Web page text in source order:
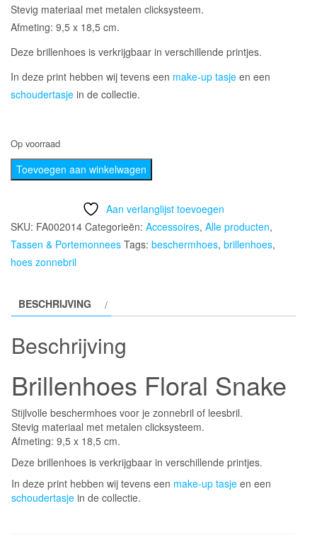
Stevig materiaal met metalen clicksysteem.
Afmeting: 9,5 x 18,5 cm.
Deze brillenhoes is verkrijgbaar in verschillende printjes.
In deze print hebben wij tevens een make-up tasje en een
schoudertasje in de collectie.
Op voorraad
Brillenhoes
Floral
aantal
Toevoegen aan winkelwagen
Aan verlanglijst toevoegen
SKU: FA002014 Categorieën: Accessoires, Alle producten,
Tassen & Portemonnees Tags: beschermhoes, brillenhoes,
hoes zonnebril
BESCHRIJVING
Beschrijving
Brillenhoes Floral Snake
Stijlvolle beschermhoes voor je zonnebril of leesbril.
Stevig materiaal met metalen clicksysteem.
Afmeting: 9,5 x 18,5 cm.
Deze brillenhoes is verkrijgbaar in verschillende printjes.
In deze print hebben wij tevens een make-up tasje en een
schoudertasje in de collectie.